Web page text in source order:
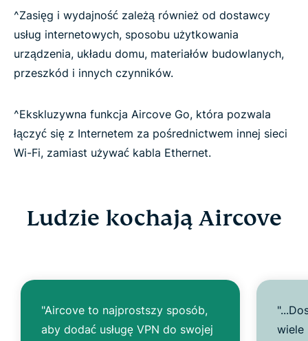
^Zasięg i wydajność zależą również od dostawcy
usług internetowych, sposobu użytkowania
urządzenia, układu domu, materiałów budowlanych,
przeszkód i innych czynników.
^Ekskluzywna funkcja Aircove Go, która pozwala
łączyć się z Internetem za pośrednictwem innej sieci
Wi-Fi, zamiast używać kabla Ethernet.
Ludzie kochają Aircove
"Aircove to najprostszy sposób,
aby dodać usługę VPN do swojej
wiele